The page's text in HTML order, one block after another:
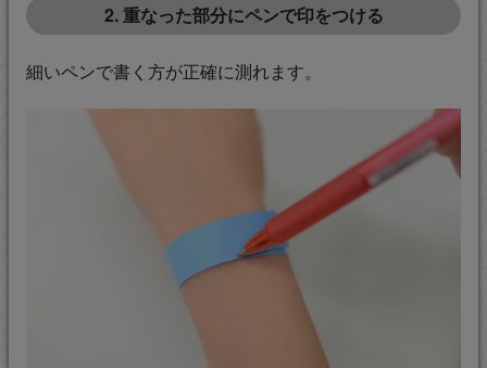
2. 重なった部分にペンで印をつける
細いペンで書く方が正確に測れます。